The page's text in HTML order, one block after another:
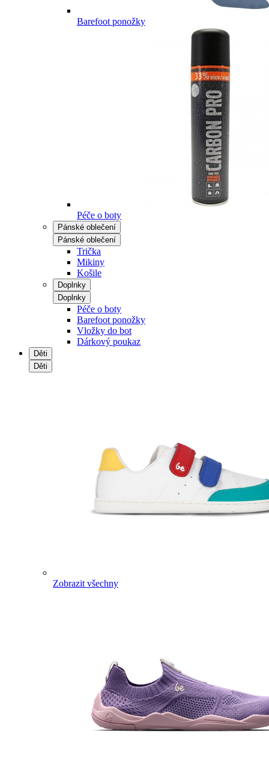
Barefoot ponožky
Péče o boty
Pánské oblečení
Pánské oblečení
Trička
Mikiny
Košile
Doplnky
Doplnky
Péče o boty
Barefoot ponožky
Vložky do bot
Dárkový poukaz
Děti
Děti
Zobrazit všechny